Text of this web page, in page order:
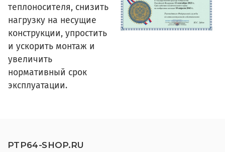
теплоносителя, снизить
нагрузку на несущие
конструкции, упростить
и ускорить монтаж и
увеличить
нормативный срок
эксплуатации.
PTP64-SHOP.RU